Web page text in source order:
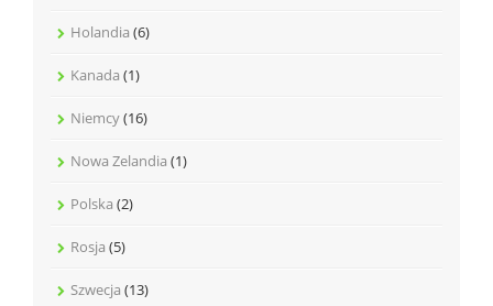
Holandia (6)
Kanada (1)
Niemcy(16)
Nowa Zelandia (1)
Polska (2)
Rosja (5)
Szwecja (13)